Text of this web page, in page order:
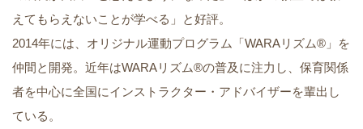
えてもらえないことが学べる」と好評。
2014年には、オリジナル運動プログラム「WARAリズム®」を
仲間と開発。近年はWARAリズム®の普及に注力し、保育関係
者を中心に全国にインストラクター・アドバイザーを輩出し
ている。